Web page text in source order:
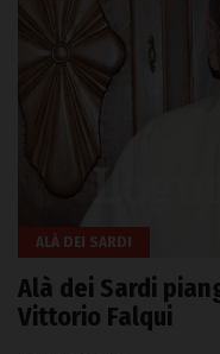
ALÀ DEI SARDI
Alà dei Sardi
Vittorio Falqui